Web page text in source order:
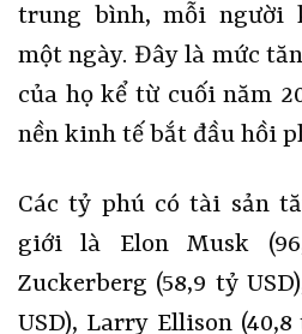
trung bình, mỗi người
một ngày. Đây là mức
của họ kể từ cuối năm
nền kinh tế bắt đầu hồi
Các tỷ phú có tài sản
giới là Elon Musk
Zuckerberg (58,9 tỷ
USD), Larry Ellison